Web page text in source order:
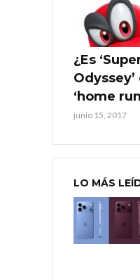
¿Es
‘home
junio 15, 2017
LO MÁS